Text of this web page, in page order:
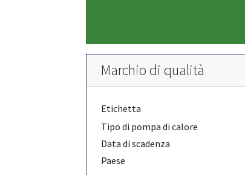
Marchio di qualità
Etichetta
Tipo di pompa di calore
Data di scadenza
Paese